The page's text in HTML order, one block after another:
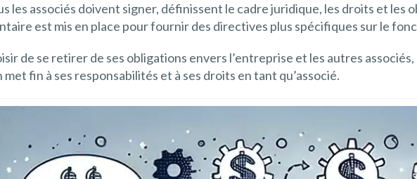
les associés doivent signer, définissent le cadre juridique, les droits et les
est mis en place pour fournir des directives plus spécifiques sur le
de se retirer de ses obligations envers l’entreprise et les autres
fin à ses responsabilités et à ses droits en tant qu’associé.